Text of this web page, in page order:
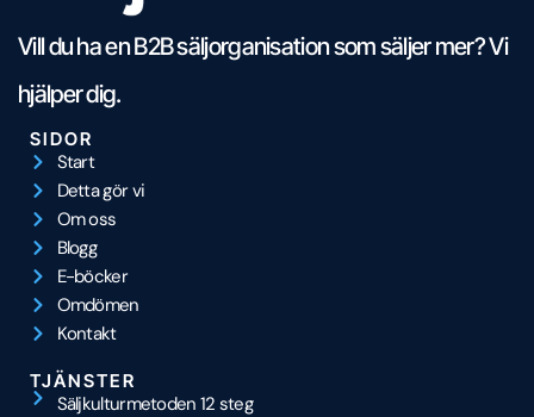
Vill du ha en B2B säljorganisation som säljer mer? Vi
hjälper dig.
SIDOR
Start
Detta gör vi
Om oss
Blogg
E-böcker
Omdömen
Kontakt
TJÄNSTER
Säljkulturmetoden 12 steg